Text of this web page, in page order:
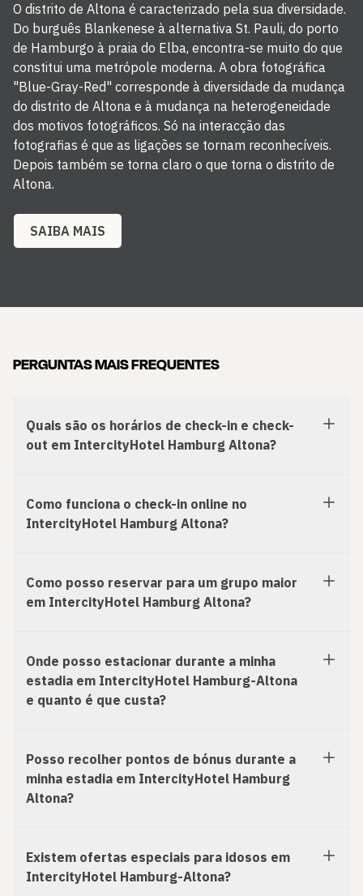
O distrito de Altona é caracterizado pela sua diversidade.
Do burguês Blankenese à alternativa St. Pauli, do porto
de Hamburgo à praia do Elba, encontra-se muito do que
constitui uma metrópole moderna. A obra fotográfica
"Blue-Gray-Red" corresponde à diversidade da mudança
do distrito de Altona e à mudança na heterogeneidade
dos motivos fotográficos. Só na interacção das
fotografias é que as ligações se tornam reconhecíveis.
Depois também se torna claro o que torna o distrito de
Altona.
SAIBA MAIS
PERGUNTAS MAIS FREQUENTES
Quais são os horários de check-in e check-
out em IntercityHotel Hamburg Altona?
Como funciona o check-in online no
IntercityHotel Hamburg Altona?
Como posso reservar para um grupo maior
em IntercityHotel Hamburg Altona?
Onde posso estacionar durante a minha
estadia em IntercityHotel Hamburg-Altona
e quanto é que custa?
Posso recolher pontos de bónus durante a
minha estadia em IntercityHotel Hamburg
Altona?
Existem ofertas especiais para idosos em
IntercityHotel Hamburg-Altona?